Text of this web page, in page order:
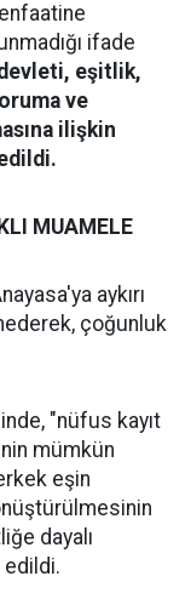
ifade
devleti, eşitlik,
ve
ilişkin
MUAMELE
aykırı
çoğunluk
"nüfus kayıt
mümkün
eşin
dayalı
edildi.